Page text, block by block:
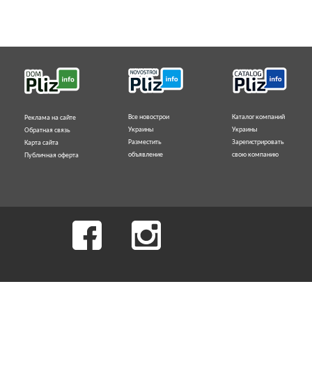
Реклама на сайте
Обратная связь
Карта сайта
Публичная оферта
Все новострои
Украины
Разместить
объявление
Каталог компаний
Украины
Зарегистрировать
свою компанию